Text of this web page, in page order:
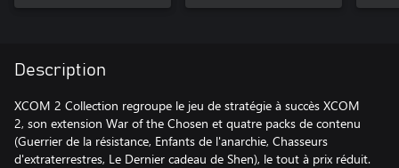
Description
XCOM 2 Collection regroupe le jeu de stratégie à succès XCOM
2, son extension War of the Chosen et quatre packs de contenu
(Guerrier de la résistance, Enfants de l'anarchie, Chasseurs
d'extraterrestres, Le Dernier cadeau de Shen), le tout à prix réduit.